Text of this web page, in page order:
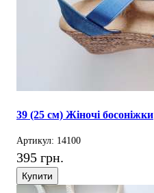
39 (25 см) Жіночі босоніжки
Артикул: 14100
395 грн.
Купити